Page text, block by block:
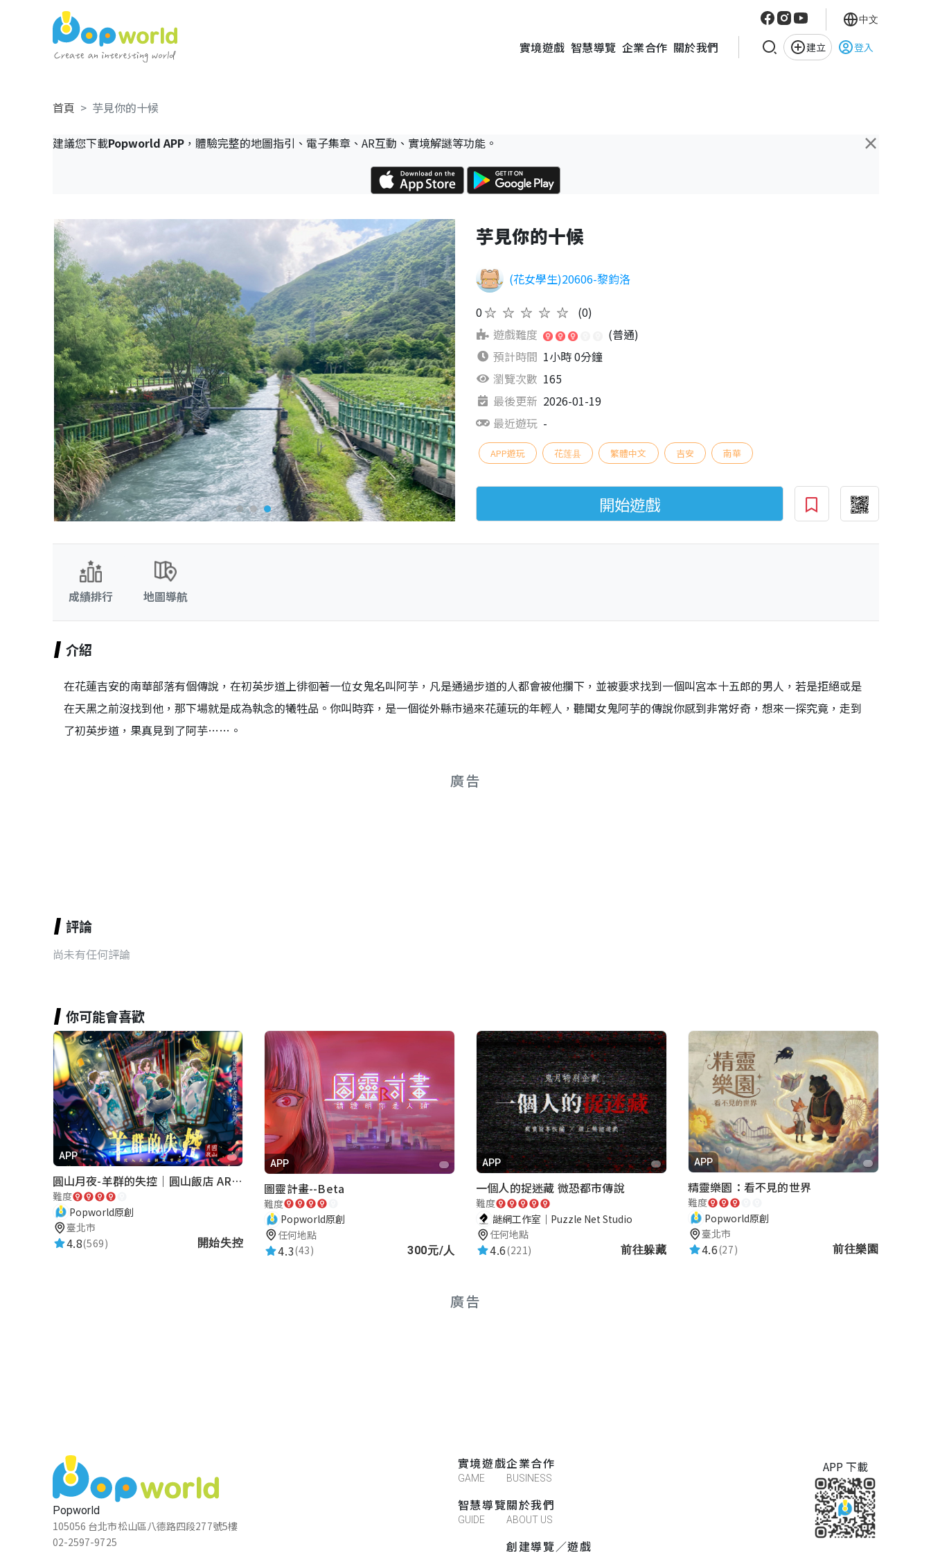
實境遊戲 智慧導覽 企業合作 關於我們 建立 登入
中文
首頁 芋見你的十候
×
建議您下載Popworld APP，體驗完整的地圖指引、電子集章、AR互動、實境解謎等功能。
芋見你的十候
(花女學生)20606-黎鈞洛
0★★★★★
(0)
遊戲難度
(普通)
預計時間 1小時 0分鐘
瀏覽次數 165
最後更新 2026-01-19
最近遊玩 -
APP遊玩 花莲县 繁體中文 吉安 南華
開始遊戲
成績排行 地圖導航
介紹
在花蓮吉安的南華部落有個傳說，在初英步道上徘徊著一位女鬼名叫阿芋，凡是通過步道的人都會被他攔下，並被要求找到一個叫宮本十五郎的男人，若是拒絕或是
在天黑之前沒找到他，那下場就是成為執念的犧牲品。你叫時弈，是一個從外縣市過來花蓮玩的年輕人，聽聞女鬼阿芋的傳說你感到非常好奇，想來一探究竟，走到
了初英步道，果真見到了阿芋……。
廣告
評論
尚未有任何評論
你可能會喜歡
APP
圓山月夜-羊群的失控｜圓山飯店 ARG實境解謎遊戲
難度
Popworld原創
臺北市
4.8(569) 開始失控
APP
圖靈計畫--Beta
難度
Popworld原創
任何地點
4.3(43) 300元/人
APP
一個人的捉迷藏 微恐都市傳說
難度
謎網工作室｜Puzzle Net Studio
任何地點
4.6(221) 前往躲藏
APP
精靈樂園：看不見的世界
難度
Popworld原創
臺北市
4.6(27) 前往樂園
廣告
Popworld
105056 台北市松山區八德路四段277號5樓
02-2597-9725
實境遊戲
GAME
智慧導覽
GUIDE
企業合作
BUSINESS
關於我們
ABOUT US
創建導覽／遊戲
APP 下載